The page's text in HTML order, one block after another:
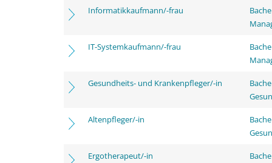
Informatikkaufmann/-frau
IT-Systemkaufmann/-frau
Gesundheits- und Krankenpfleger/-in
Altenpfleger/-in
Ergotherapeut/-in